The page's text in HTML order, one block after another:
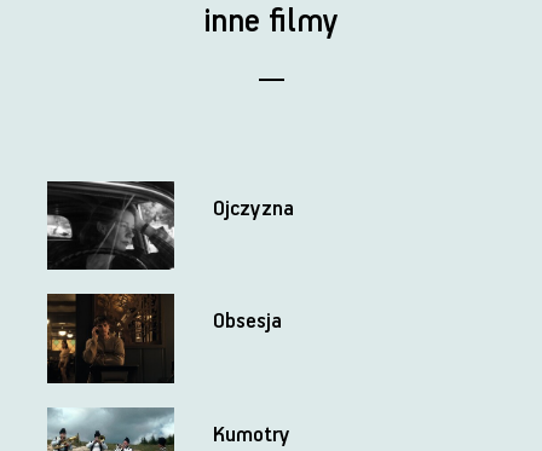
inne filmy
Ojczyzna
Obsesja
Kumotry